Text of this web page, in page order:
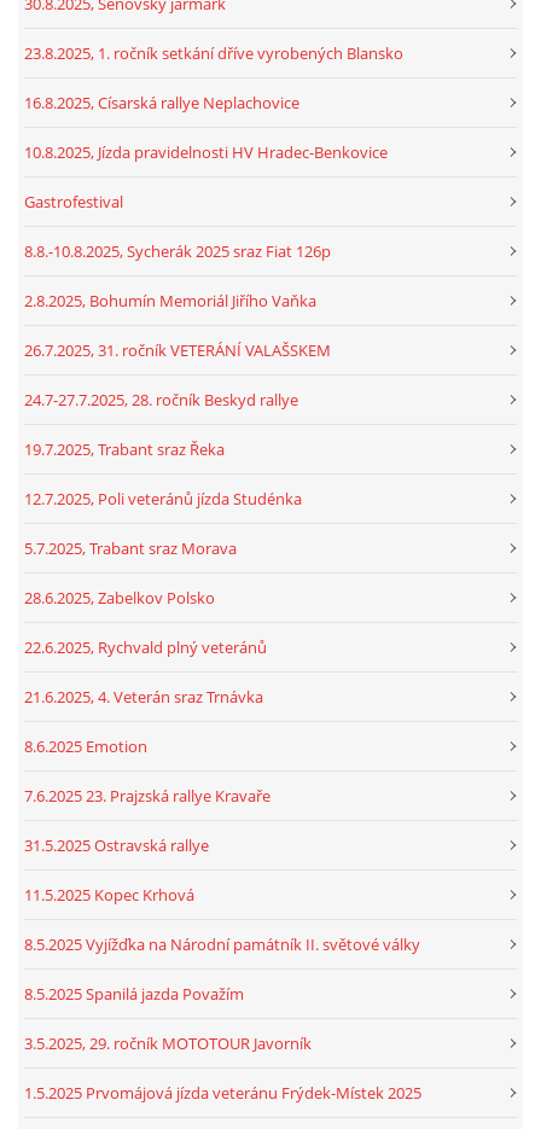
23.8.2025, 1. ročník setkání dříve vyrobených Blansko
16.8.2025, Císarská rallye Neplachovice
10.8.2025, Jízda pravidelnosti HV Hradec-Benkovice
Gastrofestival
8.8.-10.8.2025, Sycherák 2025 sraz Fiat 126p
2.8.2025, Bohumín Memoriál Jiřího Vaňka
26.7.2025, 31. ročník VETERÁNÍ VALAŠSKEM
24.7-27.7.2025, 28. ročník Beskyd rallye
19.7.2025, Trabant sraz Řeka
12.7.2025, Poli veteránů jízda Studénka
5.7.2025, Trabant sraz Morava
28.6.2025, Zabelkov Polsko
22.6.2025, Rychvald plný veteránů
21.6.2025, 4. Veterán sraz Trnávka
8.6.2025 Emotion
7.6.2025 23. Prajzská rallye Kravaře
31.5.2025 Ostravská rallye
11.5.2025 Kopec Krhová
8.5.2025 Vyjížďka na Národní památník II. světové války
8.5.2025 Spanilá jazda Považím
3.5.2025, 29. ročník MOTOTOUR Javorník
1.5.2025 Prvomájová jízda veteránu Frýdek-Místek 2025